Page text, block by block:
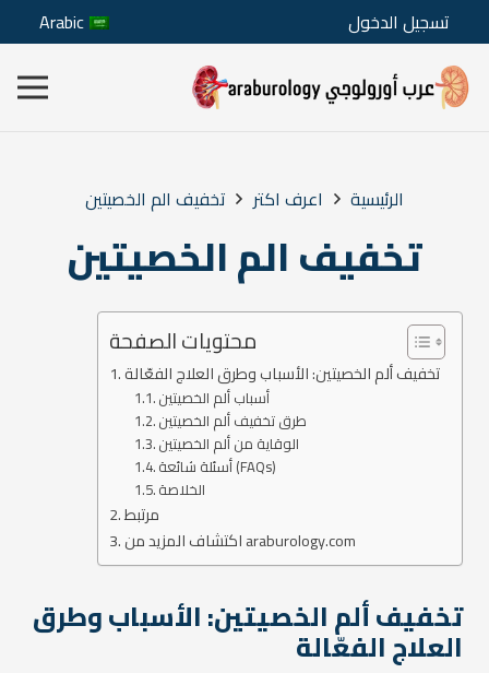
تسجيل الدخول Arabic
الرئيسية اعرف اكتر تخفيف الم الخصيتين
تخفيف الم الخصيتين
محتويات الصفحة
تخفيف ألم الخصيتين: الأسباب وطرق العلاج الفعّالة
أسباب ألم الخصيتين
طرق تخفيف ألم الخصيتين
الوقاية من ألم الخصيتين
أسئلة شائعة (FAQs)
الخلاصة
مرتبط
اكتشاف المزيد من araburology.com
تخفيف ألم الخصيتين: الأسباب وطرق
العلاج الفعّالة